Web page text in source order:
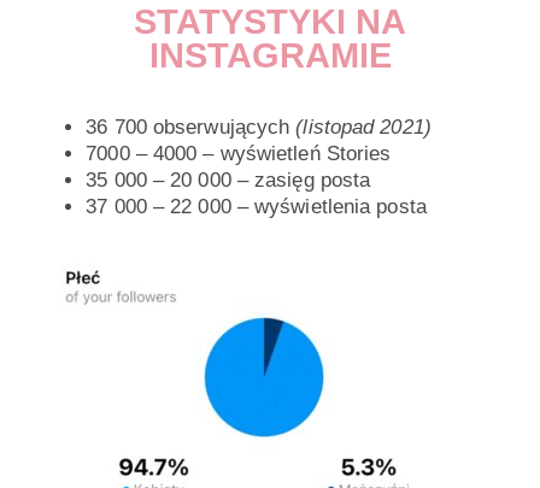
STATYSTYKI NA
INSTAGRAMIE
36 700 obserwujących(listopad 2021)
7000 – 4000 – wyświetleń Stories
35 000 – 20 000 – zasięg posta
37 000 – 22 000 – wyświetlenia posta